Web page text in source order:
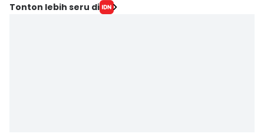
Tonton lebih seru di